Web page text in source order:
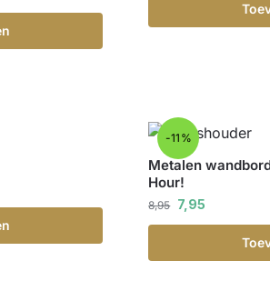
-11%
Metalen
Hour!
8,95 7,95